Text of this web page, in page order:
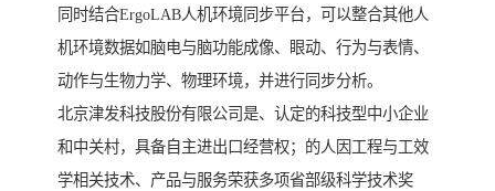
同时结合ErgoLAB人机环境同步平台，可以整合其他人
机环境数据如脑电与脑功能成像、眼动、行为与表情、
动作与生物力学、物理环境，并进行同步分析。
北京津发科技股份有限公司是、认定的科技型中小企业
和中关村，具备自主进出口经营权；的人因工程与工效
学相关技术、产品与服务荣获多项省部级科学技术奖